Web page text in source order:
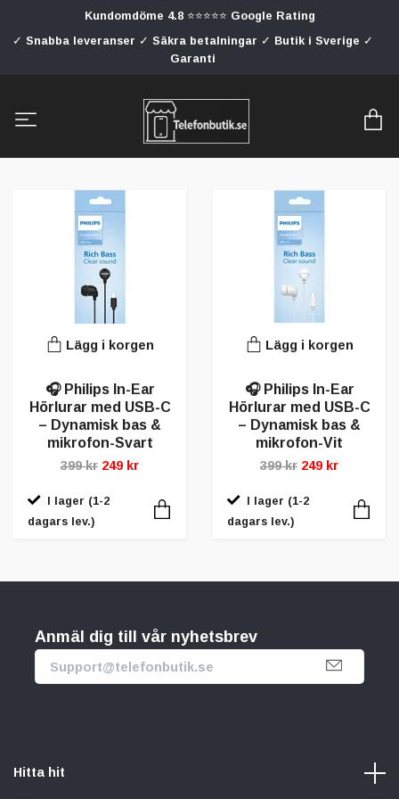
Kundomdöme 4.8 ⭐⭐⭐⭐⭐ Google Rating
✓ Snabba leveranser ✓ Säkra betalningar ✓ Butik i Sverige ✓
Garanti
Lägg i korgen
🎧 Philips In-Ear
Hörlurar med USB-C
– Dynamisk bas &
mikrofon-Svart
399 kr 249 kr
I lager (1-2
dagars lev.)
Lägg i korgen
🎧 Philips In-Ear
Hörlurar med USB-C
– Dynamisk bas &
mikrofon-Vit
399 kr 249 kr
I lager (1-2
dagars lev.)
Anmäl dig till vår nyhetsbrev
Hitta hit